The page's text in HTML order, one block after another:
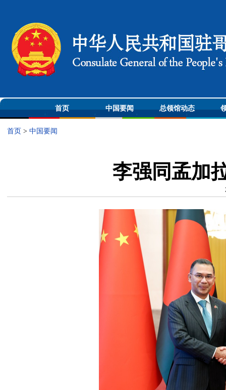
首页 中国要闻 总领馆动态
首页 > 中国要闻
李强同孟加